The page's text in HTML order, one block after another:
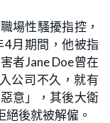
場性騷擾指控，
月期間，他被指
者Jane Doe曾在
公司不久，就有
意」，其後大衛
後就被解僱。